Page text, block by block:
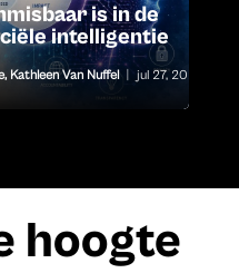
is in de
intelligentie
, Kathleen Van Nuffel jul 27, 2026
hoogte